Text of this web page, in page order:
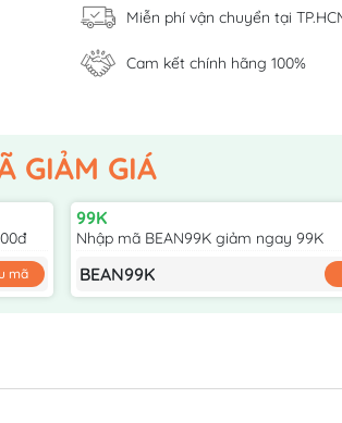
Miễn phí vận chuyển tại
Cam kết chính hãng 100%
GIẢM GIÁ
mã
99K
Nhập mã BEAN99K giảm ngay 99K
BEAN99K